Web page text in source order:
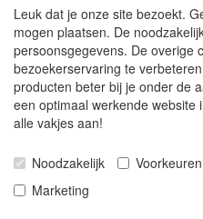
BIJ BESTELLINGEN ONDER
BRENGEN WIJ IN
IN REKENING (BELGIË
WORDEN VERWIJDERD
125,00
Producten die speciaal
Als gevolg van de
grondstoffen kan het zijn
Leuk dat je onze site bezoekt.
mogen plaatsen. De
persoonsgegevens. De overige
bezoekerservaring te
producten beter bij je onder de
een optimaal werkende website
alle vakjes aan!
Noodzakelijk Voorkeuren
Marketing